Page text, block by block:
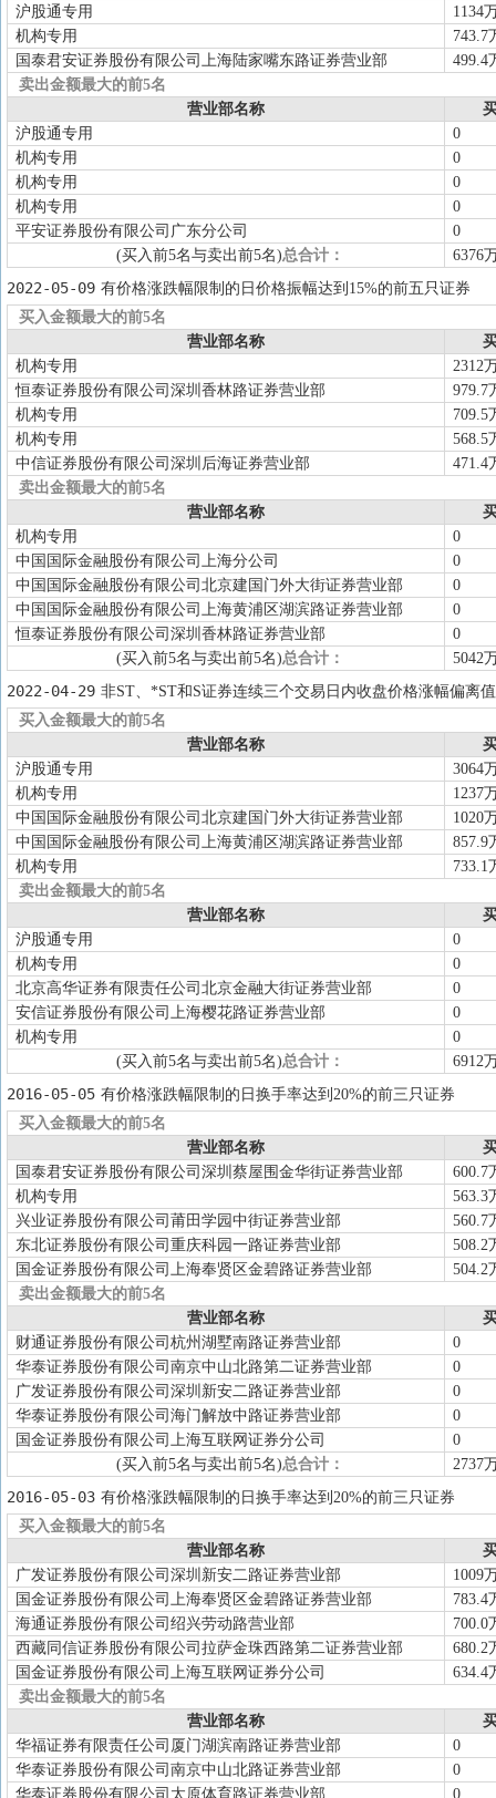
沪股通专用
1134
机构专用
743.7
国泰君安证券股份有限公司上海陆家嘴东路证券营业部
499.4
卖出金额最大的前5名
营业部名称
沪股通专用
0
机构专用
0
机构专用
0
机构专用
0
平安证券股份有限公司广东分公司
0
(买入前5名与卖出前5名)总合计： 6376
2022-05-09 有价格涨跌幅限制的日价格振幅达到15%的前五只证券
买入金额最大的前5名
营业部名称
机构专用
2312
恒泰证券股份有限公司深圳香林路证券营业部
979.7
机构专用
709.5
机构专用
568.5
中信证券股份有限公司深圳后海证券营业部
471.4
卖出金额最大的前5名
营业部名称
机构专用
0
中国国际金融股份有限公司上海分公司
0
中国国际金融股份有限公司北京建国门外大街证券营业部
0
中国国际金融股份有限公司上海黄浦区湖滨路证券营业部
0
恒泰证券股份有限公司深圳香林路证券营业部
0
(买入前5名与卖出前5名)总合计： 5042
2022-04-29 非ST、*ST和S证券连续三个交易日内收盘价格涨幅偏离
买入金额最大的前5名
营业部名称
沪股通专用
3064
机构专用
1237
中国国际金融股份有限公司北京建国门外大街证券营业部
1020
中国国际金融股份有限公司上海黄浦区湖滨路证券营业部
857.9
机构专用
733.1
卖出金额最大的前5名
营业部名称
沪股通专用
0
机构专用
0
北京高华证券有限责任公司北京金融大街证券营业部
0
安信证券股份有限公司上海樱花路证券营业部
0
机构专用
0
(买入前5名与卖出前5名)总合计： 6912
2016-05-05 有价格涨跌幅限制的日换手率达到20%的前三只证券
买入金额最大的前5名
营业部名称
国泰君安证券股份有限公司深圳蔡屋围金华街证券营业部
600.7
机构专用
563.3
兴业证券股份有限公司莆田学园中街证券营业部
560.7
东北证券股份有限公司重庆科园一路证券营业部
508.2
国金证券股份有限公司上海奉贤区金碧路证券营业部
504.2
卖出金额最大的前5名
营业部名称
财通证券股份有限公司杭州湖墅南路证券营业部
0
华泰证券股份有限公司南京中山北路第二证券营业部
0
广发证券股份有限公司深圳新安二路证券营业部
0
华泰证券股份有限公司海门解放中路证券营业部
0
国金证券股份有限公司上海互联网证券分公司
0
(买入前5名与卖出前5名)总合计： 2737
2016-05-03 有价格涨跌幅限制的日换手率达到20%的前三只证券
买入金额最大的前5名
营业部名称
广发证券股份有限公司深圳新安二路证券营业部
1009
国金证券股份有限公司上海奉贤区金碧路证券营业部
783.4
海通证券股份有限公司绍兴劳动路营业部
700.0
西藏同信证券股份有限公司拉萨金珠西路第二证券营业部
680.2
国金证券股份有限公司上海互联网证券分公司
634.4
卖出金额最大的前5名
营业部名称
华福证券有限责任公司厦门湖滨南路证券营业部
0
华泰证券股份有限公司南京中山北路证券营业部
0
华泰证券股份有限公司太原体育路证券营业部
0